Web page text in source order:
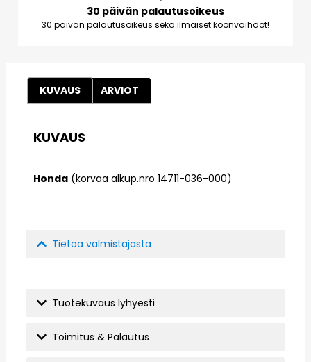
30 päivän palautusoikeus
30 päivän palautusoikeus sekä ilmaiset koonvaihdot!
KUVAUS ARVIOT
KUVAUS
Honda (korvaa alkup.nro 14711-036-000)
Tietoa valmistajasta
Tuotekuvaus lyhyesti
Toimitus & Palautus